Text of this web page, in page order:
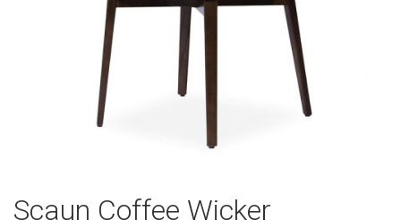
Scaun Coffee Wicker
Skip